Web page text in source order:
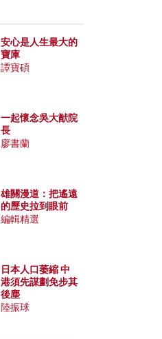
安心是人生最大的
寶庫
譚寶碩
一起懷念吳大猷院
長
廖書蘭
雄關漫道：把遙遠
的歷史拉到眼前
編輯精選
日本人口萎縮 中
港須先謀劃免步其
後塵
陸振球